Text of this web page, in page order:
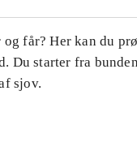
får? Her kan du
Du starter fra
sjov.